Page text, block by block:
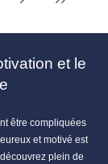
et le
être compliquées
et motivé est
plein de